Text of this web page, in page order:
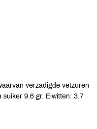
verzadigde vetzuren
suiker 9.6 gr. Eiwitten: 3.7